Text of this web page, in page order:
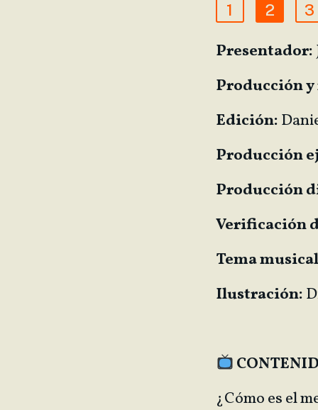
1 2 3
Presentador:
Producción
Edición:
Producción
Producción
Verificación
Tema
Ilustración:
¿Cómo es el